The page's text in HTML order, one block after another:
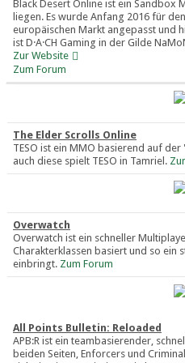
Black Desert Online ist ein Sandbox
liegen. Es wurde Anfang 2016 für
europäischen Markt angepasst und
ist D·A·CH Gaming in der Gilde
Zur Website
Zum Forum
The Elder Scrolls Online
TESO ist ein MMO basierend auf
auch diese spielt TESO in Tamriel.
Overwatch
Overwatch ist ein schneller
Charakterklassen basiert und so ein
einbringt. Zum Forum
All Points Bulletin: Reloaded
APB:R ist ein teambasierender,
beiden Seiten, Enforcers und